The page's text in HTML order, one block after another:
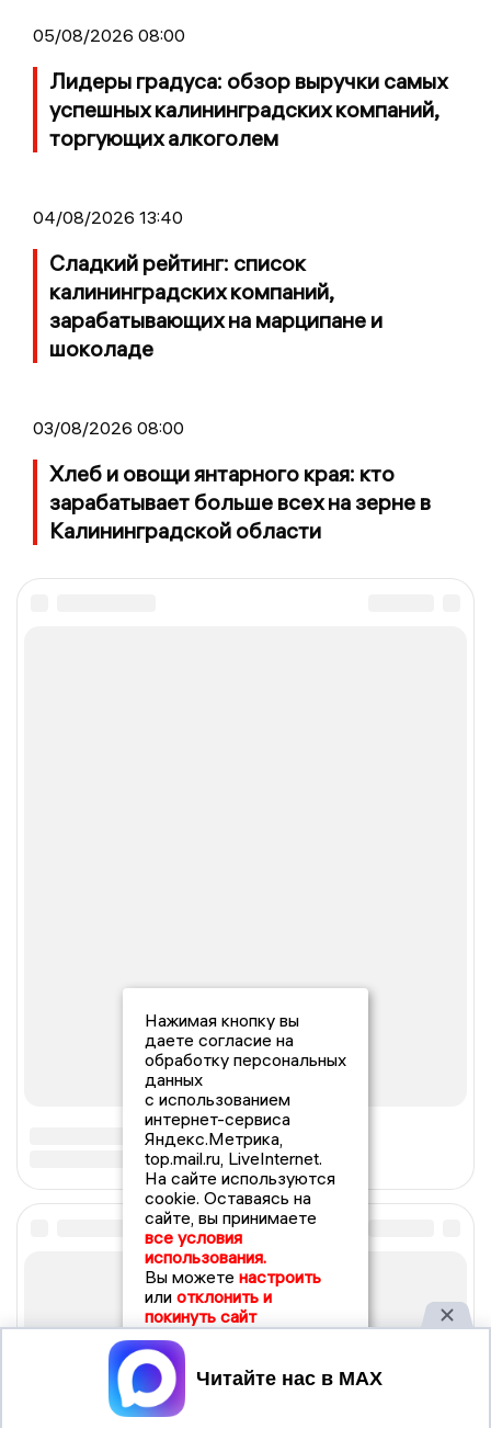
05/08/2026 08:00
Лидеры градуса: обзор выручки самых
успешных калининградских компаний,
торгующих алкоголем
04/08/2026 13:40
Сладкий рейтинг: список
калининградских компаний,
зарабатывающих на марципане и
шоколаде
03/08/2026 08:00
Хлеб и овощи янтарного края: кто
зарабатывает больше всех на зерне в
Калининградской области
Нажимая кнопку вы
даете согласие на
обработку персональных
данных
с использованием
интернет-сервиса
Яндекс.Метрика,
top.mail.ru, LiveInternet.
На сайте используются
cookie. Оставаясь на
сайте, вы принимаете
все условия
использования.
Вы можете настроить
или отклонить и
покинуть сайт
Принять